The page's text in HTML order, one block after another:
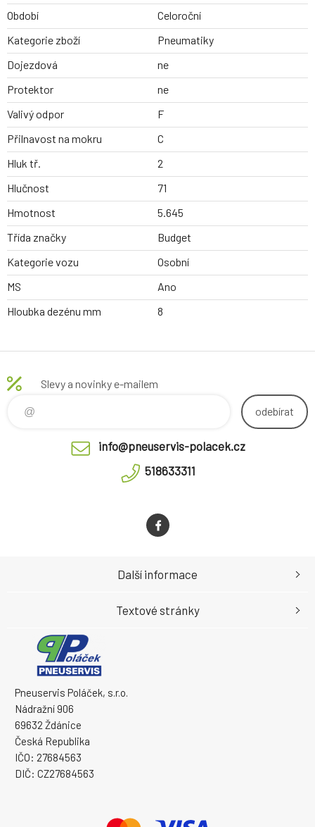
Období
Celoroční
Kategorie zboží
Pneumatiky
Dojezdová
ne
Protektor
ne
Valivý odpor
F
Přilnavost na mokru
C
Hluk tř.
2
Hlučnost
71
Hmotnost
5.645
Třída značky
Budget
Kategorie vozu
Osobní
MS
Ano
Hloubka dezénu mm
8
Slevy a novinky e-mailem
odebírat
info@pneuservis-polacek.cz
518633311
Pneuservis Poláček, s.r.o.
Nádražní 906
69632 Ždánice
Česká Republika
IČO: 27684563
DIČ: CZ27684563
Další informace
Textové stránky